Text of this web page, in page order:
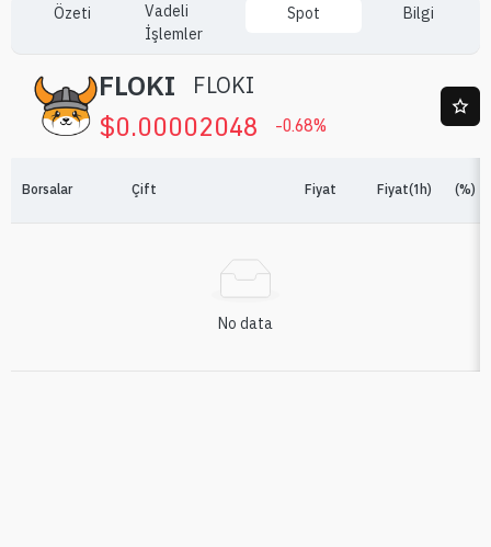
Özeti
Vadeli
İşlemler
Spot Bilgi
FLOKI FLOKI
$0.00002048 -0.68%
Borsalar Çift Fiyat Fiyat(1h) (%)
No data